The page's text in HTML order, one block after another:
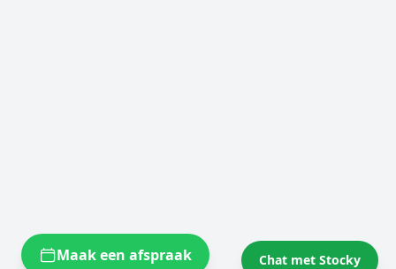
Maak een afspraak Chat met Stocky